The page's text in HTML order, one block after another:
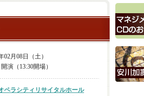
02月08日（土）
開演（13:30開場）
ペラシティリサイタルホール